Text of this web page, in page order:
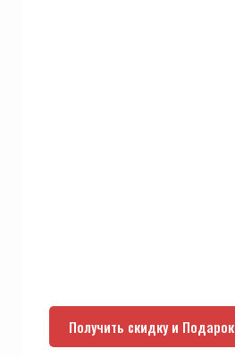
Получить скидку и Подарок